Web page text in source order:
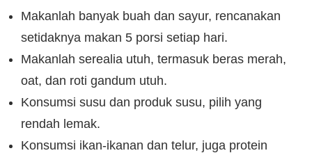
Makanlah banyak buah dan sayur, rencanakan
setidaknya makan 5 porsi setiap hari.
Makanlah serealia utuh, termasuk beras merah,
oat, dan roti gandum utuh.
Konsumsi susu dan produk susu, pilih yang
rendah lemak.
Konsumsi ikan-ikanan dan telur, juga protein